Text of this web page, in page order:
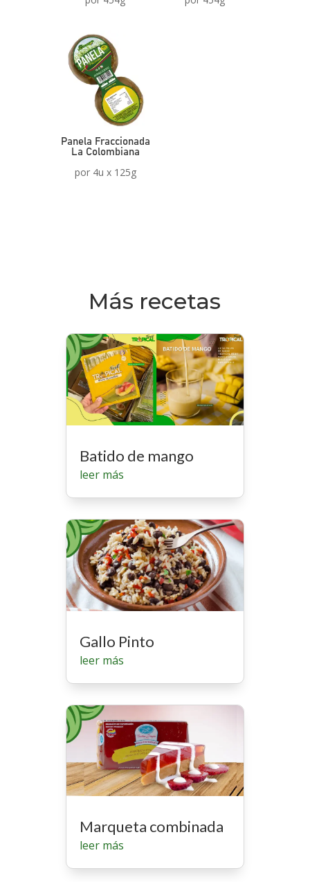
Panela Fraccionada
La Colombiana
por 4u x 125g
Más recetas
Batido de mango
leer más
Gallo Pinto
leer más
Marqueta combinada
leer más